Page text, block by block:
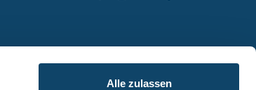
Alle zulassen